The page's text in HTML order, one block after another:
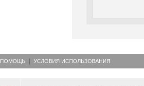
ПОМОЩЬ УСЛОВИЯ ИСПОЛЬЗОВАНИЯ